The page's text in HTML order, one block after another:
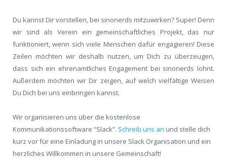
Du kannst Dir vorstellen, bei sinonerds mitzuwirken? Super! Denn
wir sind als Verein ein gemeinschaftliches Projekt, das nur
funktioniert, wenn sich viele Menschen dafür engagieren! Diese
Zeilen möchten wir deshalb nutzen, um Dich zu überzeugen,
dass sich ein ehrenamtliches Engagement bei sinonerds lohnt.
Außerdem möchten wir Dir zeigen, auf welch vielfältige Weisen
Du Dich bei uns einbringen kannst.
Wir organisieren uns über die kostenlose
Kommunikationssoftware “Slack”. Schreib uns an und stelle dich
kurz vor für eine Einladung in unsere Slack Organisation und ein
herzliches Willkommen in unsere Gemeinschaft!